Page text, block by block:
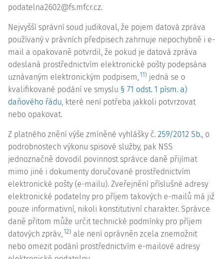
podatelna2602@fs.mfcr.cz.
Nejvyšší správní soud judikoval, že pojem datová zpráva
používaný v právních předpisech zahrnuje nepochybně i e-
mail a opakovaně potvrdil, že pokud je datová zpráva
odeslaná prostřednictvím elektronické pošty podepsána
uznávaným elektronickým podpisem,11) jedná se o
kvalifikované podání ve smyslu § 71 odst. 1 písm. a)
daňového řádu, které není potřeba jakkoli potvrzovat
nebo opakovat.
Z platného znění výše zmíněné vyhlášky č. 259/2012 Sb., o
podrobnostech výkonu spisové služby, pak NSS
jednoznačně dovodil povinnost správce daně přijímat
mimo jiné i dokumenty doručované prostřednictvím
elektronické pošty (e-mailu). Zveřejnění příslušné adresy
elektronické podatelny pro příjem takových e-mailů má již
pouze informativní, nikoli konstitutivní charakter. Správce
daně přitom může určit technické podmínky pro příjem
datových zpráv,12) ale není oprávněn zcela znemožnit
nebo omezit podání prostřednictvím e-mailové adresy